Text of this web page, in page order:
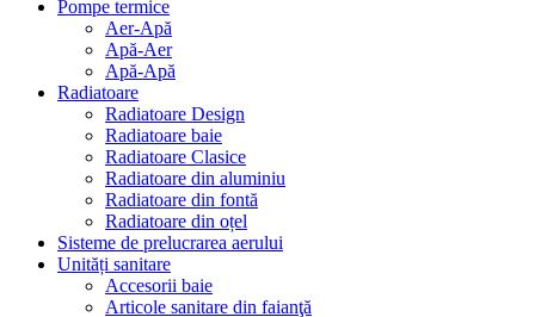
Pompe termice
Aer-Apă
Apă-Aer
Apă-Apă
Radiatoare
Radiatoare Design
Radiatoare baie
Radiatoare Clasice
Radiatoare din aluminiu
Radiatoare din fontă
Radiatoare din oțel
Sisteme de prelucrarea aerului
Unități sanitare
Accesorii baie
Articole sanitare din faianţă